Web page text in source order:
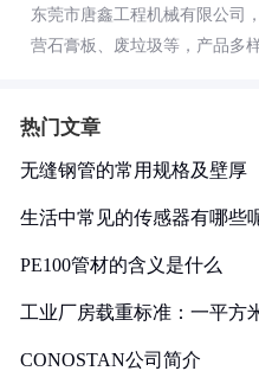
东莞市唐鑫工程机械有限公司
营石膏板、废垃圾等，产品多
热门文章
无缝钢管的常用规格及壁厚
生活中常见的传感器有哪些
PE100管材的含义是什么
工业厂房载重标准：一平方
CONOSTAN公司简介